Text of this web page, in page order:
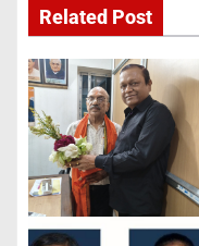
g
a
t
i
o
Related Post